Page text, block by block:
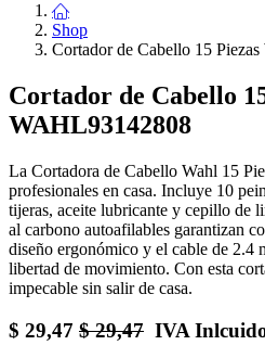
Shop
Cortador de Cabello 15
Cortador de Cabello
WAHL93142808
La Cortadora de Cabello Wahl 15
profesionales en casa. Incluye 10
tijeras, aceite lubricante y cepillo de
al carbono autoafilables garantizan
diseño ergonómico y el cable de 2.4
libertad de movimiento. Con esta
impecable sin salir de casa.
$ 29,47 $29,47 IVA